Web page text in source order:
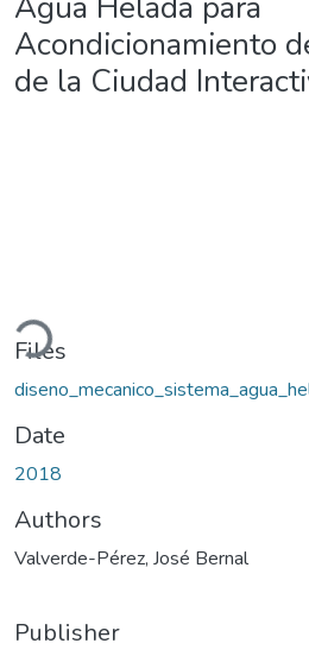
Acondicionamiento
de la Ciudad
Files
Date
2018
Authors
Valverde-Pérez, José Bernal
Publisher